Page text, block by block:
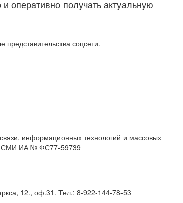
оперативно получать актуальную
соцсети.
информационных технологий и массовых
СМИ ИА № ФС77-59739
12., оф.31. Тел.: 8-922-144-78-53